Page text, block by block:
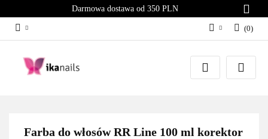
Darmowa dostawa od 350 PLN
Zaloguj się
Załóż konto
(0)
Farba do włosów RR Line 100 ml korektor